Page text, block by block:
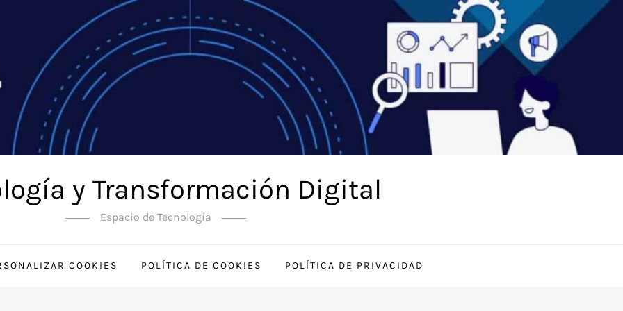
y Transformación Digital
Espacio de Tecnología
COOKIES POLÍTICA DE COOKIES POLÍTICA DE PRIVACIDAD